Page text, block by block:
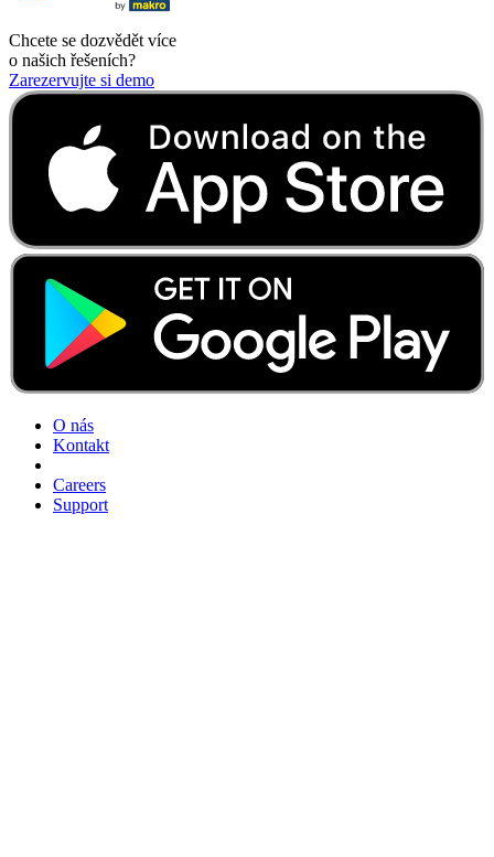
Chcete se dozvědět více
o našich řešeních?
Zarezervujte si demo
O nás
Kontakt
Careers
Support